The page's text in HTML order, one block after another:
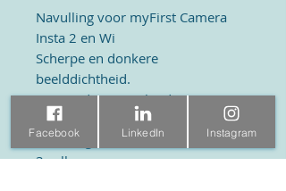
Navulling voor myFirst Camera
Insta 2 en Wi
Scherpe en donkere
beelddichtheid.
10 jaar duurzaamheid van
afbeeldingen
Afmeting: 57 mm x 26 mm
3 rollen
Facebook LinkedIn Instagram